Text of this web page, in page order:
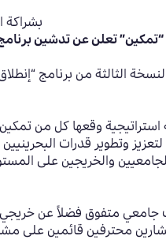
بشراكة
“تمكين” تعلن عن تدشين
الثالثة من برنامج
وقعها كل من
وتطوير قدرات
والخريجين على
حوالي 300 من طالب جامعي
محترفين قائمين على مشاريع